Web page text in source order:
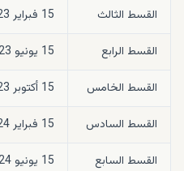
القسط الثالث 15 فبراير 2023
القسط الرابع 15 يونيو 2023
القسط الخامس 15 أكتوبر 2023
القسط السادس 15 فبراير 2024
القسط السابع 15 يونيو 2024